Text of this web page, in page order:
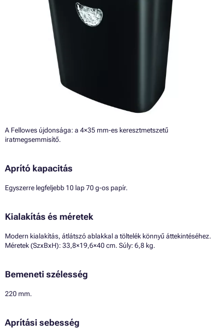
A Fellowes újdonsága: a 4×35 mm-es keresztmetszetű
iratmegsemmisítő.
Aprító kapacitás
Egyszerre legfeljebb 10 lap 70 g-os papír.
Kialakítás és méretek
Modern kialakítás, átlátszó ablakkal a töltelék könnyű áttekintéséhez.
Méretek (SzxBxH): 33,8×19,6×40 cm. Súly: 6,8 kg.
Bemeneti szélesség
220 mm.
Aprítási sebesség